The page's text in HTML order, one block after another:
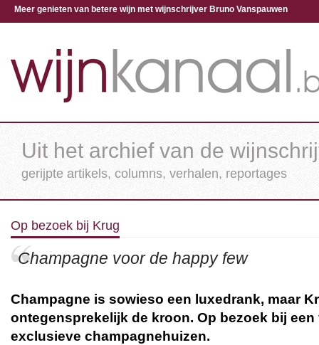
Meer genieten van betere wijn met wijnschrijver Bruno Vanspauwen
Uit het archief van de
gerijpte artikels, columns, verhalen, reportages
Op bezoek bij Krug
Champagne voor de happy few
Champagne is sowieso een luxedrank, maar
ontegensprekelijk de kroon. Op bezoek bij een
exclusieve champagnehuizen.